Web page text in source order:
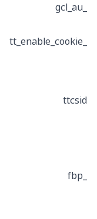
2 Months
2 Months
2 Months
ID to
for
2 Months
of
time
of